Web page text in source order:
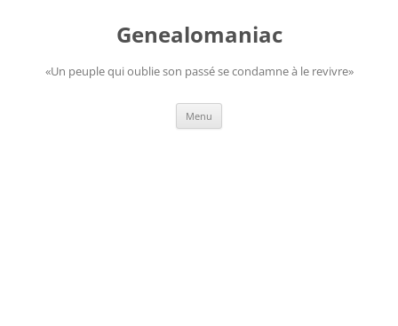
Genealomaniac
«Un peuple qui oublie son passé se condamne à le revivre»
Menu